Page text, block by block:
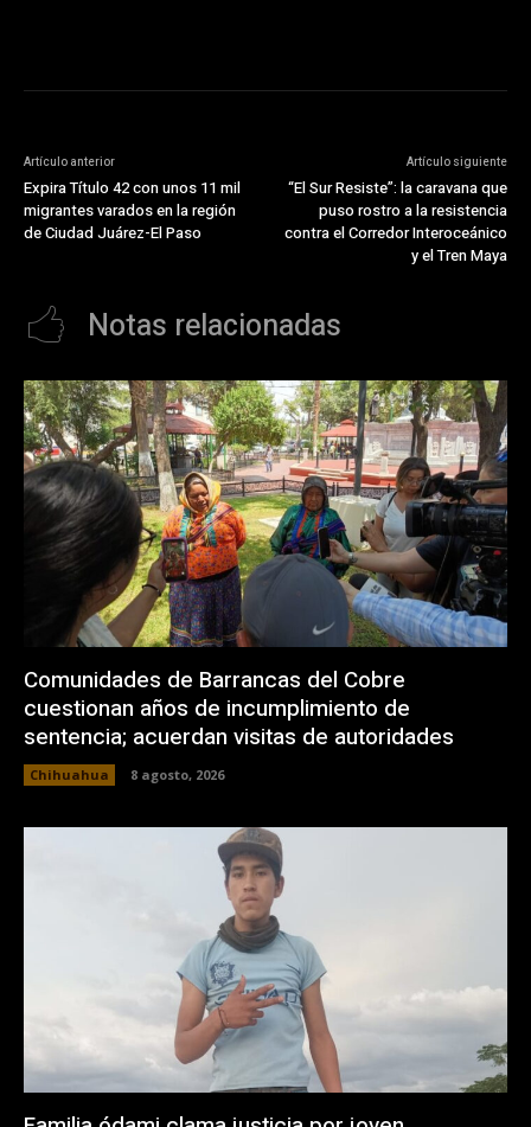
Artículo anterior
Expira Título 42 con unos 11 mil
migrantes varados en la región
de Ciudad Juárez-El Paso
Artículo siguiente
“El Sur Resiste”: la caravana que
puso rostro a la resistencia
contra el Corredor Interoceánico
y el Tren Maya
Notas relacionadas
Comunidades de Barrancas del Cobre
cuestionan años de incumplimiento de
sentencia; acuerdan visitas de autoridades
Chihuahua 8 agosto, 2026